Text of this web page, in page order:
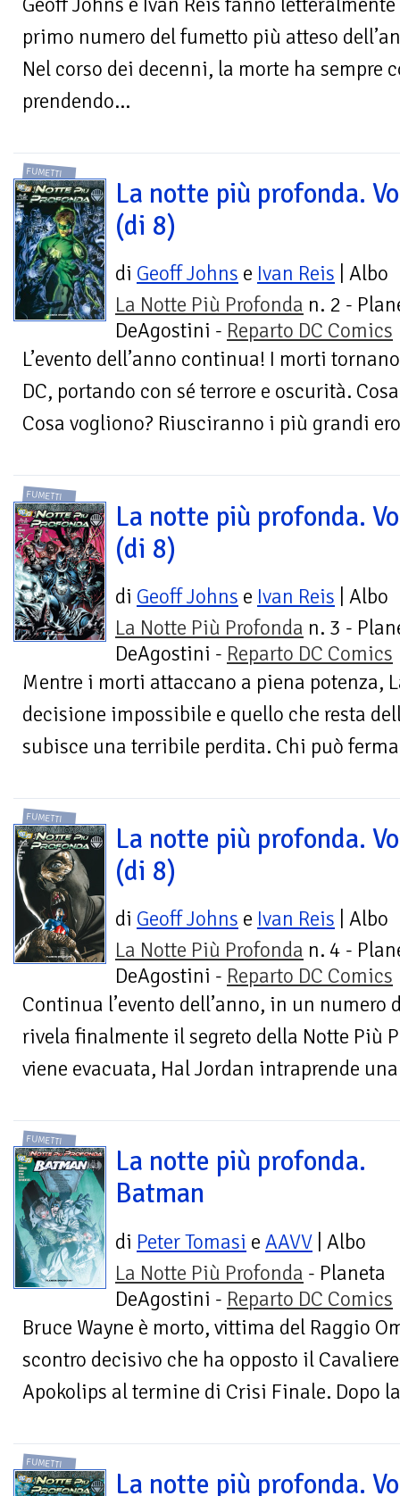
primo numero del fumetto più atteso
Nel corso dei decenni, la morte ha sempre
prendendo...
FUMETTI
La notte più profonda.
(di 8)
di Geoff Johns e Ivan Reis | Albo
La Notte Più Profonda n. 2 -
DeAgostini - Reparto DC Comics
L’evento dell’anno continua! I morti
DC, portando con sé terrore e oscurità.
Cosa vogliono? Riusciranno i più grandi
FUMETTI
La notte più profonda.
(di 8)
di Geoff Johns e Ivan Reis | Albo
La Notte Più Profonda n. 3 -
DeAgostini - Reparto DC Comics
Mentre i morti attaccano a piena potenza,
decisione impossibile e quello che resta
subisce una terribile perdita. Chi può
FUMETTI
La notte più profonda.
(di 8)
di Geoff Johns e Ivan Reis | Albo
La Notte Più Profonda n. 4 -
DeAgostini - Reparto DC Comics
Continua l’evento dell’anno, in un
rivela finalmente il segreto della Notte Più
viene evacuata, Hal Jordan intraprende
FUMETTI
La notte più profonda.
Batman
di Peter Tomasi e AAVV | Albo
La Notte Più Profonda - Planeta
DeAgostini - Reparto DC Comics
Bruce Wayne è morto, vittima del Raggio
scontro decisivo che ha opposto il
Apokolips al termine di Crisi Finale. Dopo
FUMETTI
La notte più profonda.